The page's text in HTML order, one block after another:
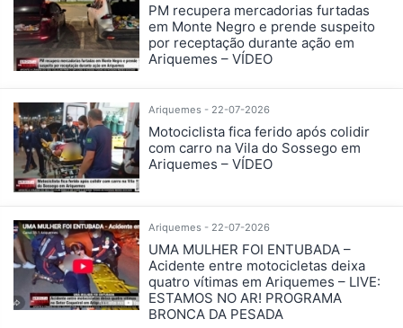
PM recupera mercadorias furtadas
em Monte Negro e prende suspeito
por receptação durante ação em
Ariquemes – VÍDEO
Ariquemes - 22-07-2026
Motociclista fica ferido após colidir
com carro na Vila do Sossego em
Ariquemes – VÍDEO
Ariquemes - 22-07-2026
UMA MULHER FOI ENTUBADA –
Acidente entre motocicletas deixa
quatro vítimas em Ariquemes – LIVE:
ESTAMOS NO AR! PROGRAMA
BRONCA DA PESADA